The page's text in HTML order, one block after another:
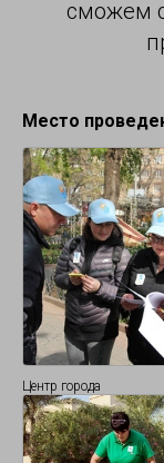
сможем
Место
Центр города